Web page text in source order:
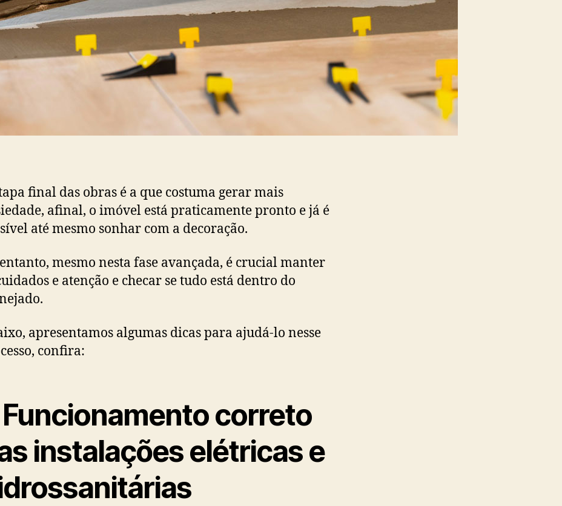
final das obras é a que costuma gerar mais
afinal, o imóvel está praticamente pronto e já é
até mesmo sonhar com a decoração.
mesmo nesta fase avançada, é crucial manter
e atenção e checar se tudo está dentro do
apresentamos algumas dicas para ajudá-lo nesse
confira:
Funcionamento correto
instalações elétricas e